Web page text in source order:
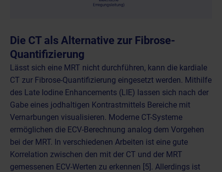
Die CT als Alternative zur Fibrose-
Quantifizierung
Lässt sich eine MRT nicht durchführen, kann die kardiale
CT zur Fibrose-Quantifizierung eingesetzt werden. Mithilfe
des Late Iodine Enhancements (LIE) lassen sich nach der
Gabe eines jodhaltigen Kontrastmittels Bereiche mit
Vernarbungen visualisieren. Moderne CT-Systeme
ermöglichen die ECV-Berechnung analog dem Vorgehen
bei der MRT. In verschiedenen Arbeiten ist eine gute
Korrelation zwischen den mit der CT und der MRT
gemessenen ECV-Werten zu erkennen [5]. Allerdings ist